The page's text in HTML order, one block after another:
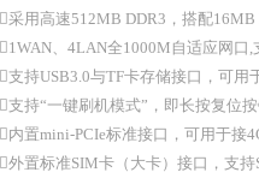
采用高速512MB DDR3，搭配16MB
1WAN、4LAN全1000M自适应网口
支持USB3.0与TF卡存储接口，可
支持“一键刷机模式”，即长按复位
内置mini-PCIe标准接口，可用于接
外置标准SIM卡（大卡）接口，支